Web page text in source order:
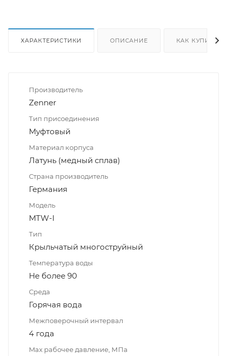
ХАРАКТЕРИСТИКИ ОПИСАНИЕ КАК КУПИТЬ
Производитель
Zenner
Тип присоединения
Муфтовый
Материал корпуса
Латунь (медный сплав)
Страна производитель
Германия
Модель
MTW-I
Тип
Крыльчатый многоструйный
Температура воды
Не более 90
Среда
Горячая вода
Межповерочный интервал
4 года
Max рабочее давление, МПа